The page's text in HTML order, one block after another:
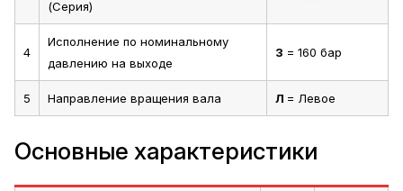
(Серия)
4
Исполнение по номинальному
давлению на выходе
3 = 160 бар
5 Направление вращения вала Л = Левое
Основные характеристики